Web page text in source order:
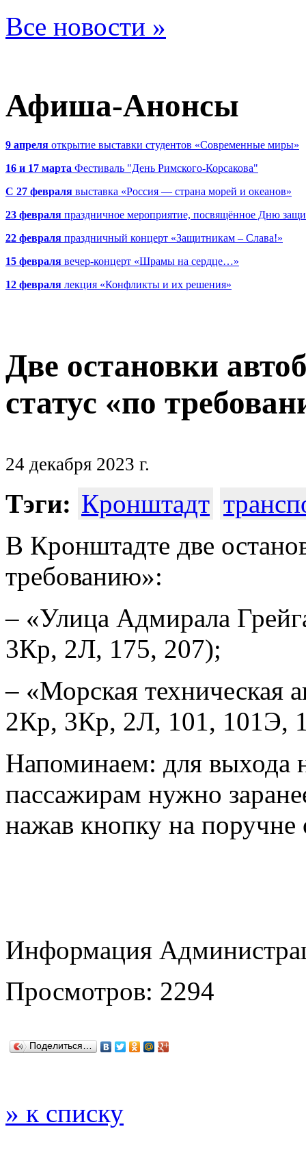
Все новости »
Афиша-Анонсы
9 апреля открытие выставки студентов «Современные миры»
16 и 17 марта Фестиваль "День Римского-Корсакова"
С 27 февраля выставка «Россия — страна морей и океанов»
23 февраля праздничное мероприятие, посвящённое Дню
22 февраля праздничный концерт «Защитникам – Слава!»
15 февраля вечер-концерт «Шрамы на сердце…»
12 февраля лекция «Конфликты и их решения»
Две остановки
статус «по
24 декабря 2023 г.
Тэги: Кронштадт
В Кронштадте две
требованию»:
– «Улица Адмирала
3Кр, 2Л, 175, 207);
– «Морская
2Кр, 3Кр, 2Л, 101, 101Э,
Напоминаем: для выхода
пассажирам нужно
нажав кнопку на поручне
Информация
Просмотров: 2294
Поделиться…
» к списку